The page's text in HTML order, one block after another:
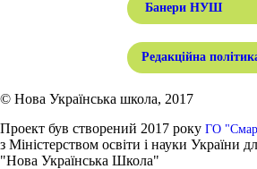
Банери НУШ
Редакційна
© Нова Українська школа, 2017
Проект був створений 2017 року ГО
з Міністерством освіти і науки України
"Нова Українська Школа"